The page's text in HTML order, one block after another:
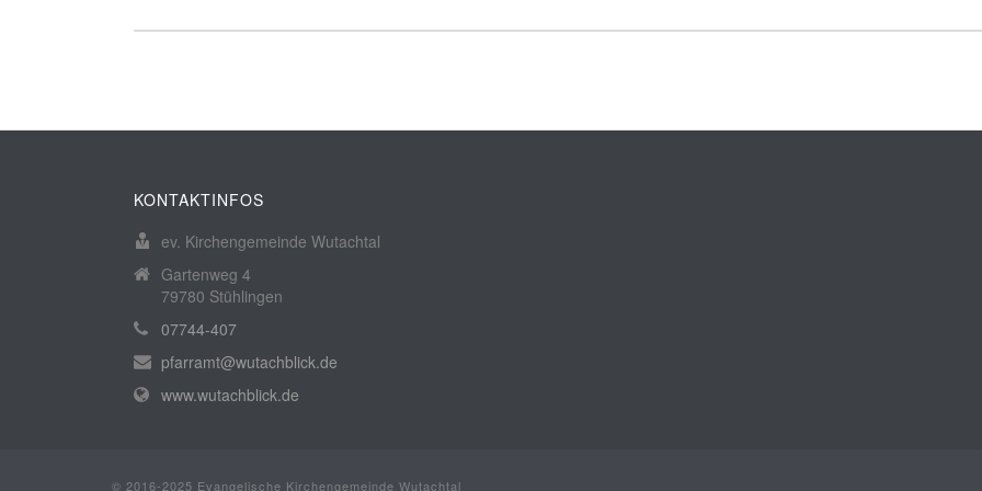
KONTAKTINFOS
ev. Kirchengemeinde Wutachtal
Gartenweg 4
79780 Stühlingen
07744-407
pfarramt@wutachblick.de
www.wutachblick.de
© 2016-2025 Evangelische Kirchengemeinde Wutachtal